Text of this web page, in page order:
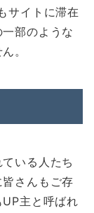
サイトに滞在
部のような
。
いる人たち
さんもご存
主と呼ばれ